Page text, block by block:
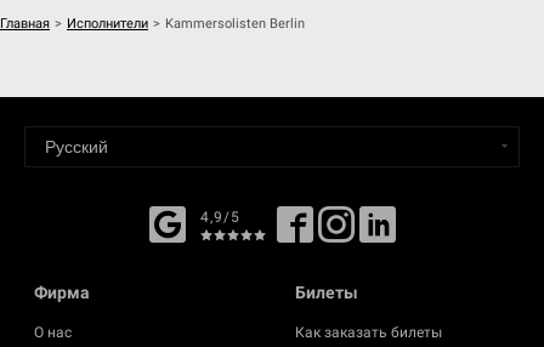
Главная > Исполнители > Kammersolisten Berlin
4,9/5
Фирма
О нас
Билеты
Как заказать билеты